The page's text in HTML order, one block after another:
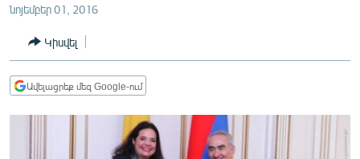
ՏՆՏԵՍՈՒԹՅՈՒՆ
ՂԱՐԱԲԱՂ
ՊԱՏԵՐԱԶՄԻ 6 ՇԱԲԱԹՆԵՐԸ
ՏԱՐԱԾԱՇՐՋԱՆ
նոյեմբեր 01, 2016
Կիսվել
Ավելացրեք մեզ Google-ում